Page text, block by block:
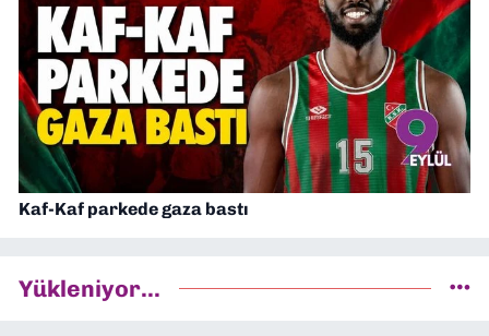
Kaf-Kaf parkede gaza bastı
Yükleniyor...